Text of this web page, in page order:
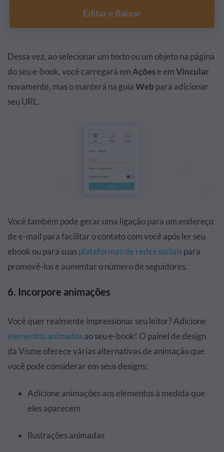
Editar e Baixar
Dessa vez, ao selecionar um texto ou um objeto na página
do seu e-book, você carregará em Açõese emVincular
novamente, mas o manterá na guiaWeb para adicionar
seu URL.
Você também pode gerar uma ligação para um endereço
de e-mail para facilitar o contato com você após ler seu
ebook ou para suasplataformas de redes sociaispara
promovê-los e aumentar o número de seguidores.
6. Incorpore animações
Você quer realmente impressionar seu leitor? Adicione
elementos animadosao seu e-book! O painel de design
da Visme oferece várias alternativas de animação que
você pode considerar em seus designs:
Adicione animações aos elementos à medida que
eles aparecem
Ilustrações animadas